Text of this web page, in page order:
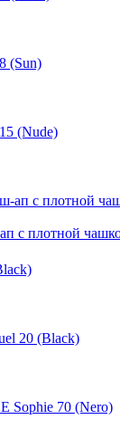
с плотной